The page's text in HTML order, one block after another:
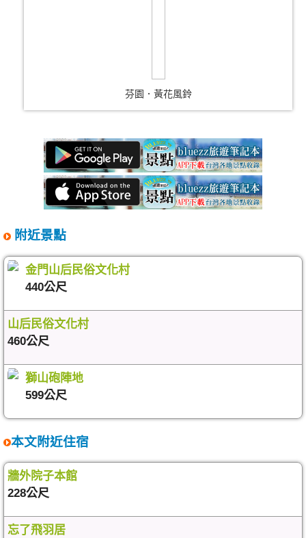
芬園．黃花風鈴
附近景點
金門山后民俗文化村
440公尺
山后民俗文化村
460公尺
獅山砲陣地
599公尺
本文附近住宿
牆外院子本館
228公尺
忘了飛羽居